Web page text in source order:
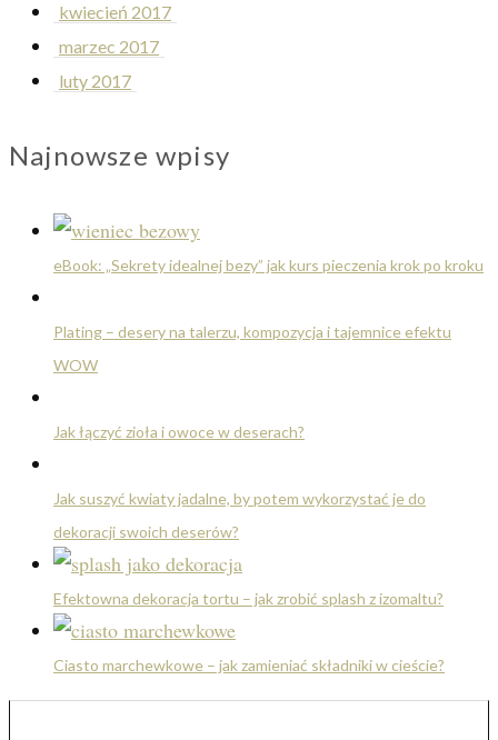
kwiecień 2017
marzec 2017
luty 2017
Najnowsze wpisy
eBook: „Sekrety idealnej bezy” jak kurs pieczenia krok po kroku
Plating – desery na talerzu, kompozycja i tajemnice efektu
WOW
Jak łączyć zioła i owoce w deserach?
Jak suszyć kwiaty jadalne, by potem wykorzystać je do
dekoracji swoich deserów?
Efektowna dekoracja tortu – jak zrobić splash z izomaltu?
Ciasto marchewkowe – jak zamieniać składniki w cieście?